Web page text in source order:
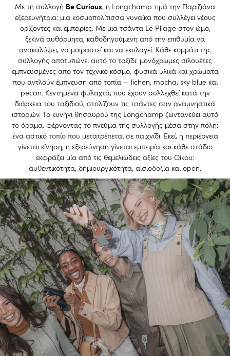
Με τη συλλογή Be Curious, η Longchamp τιμά την Παριζιάνα
εξερευνήτρια: μια κοσμοπολίτισσα γυναίκα που συλλέγει νέους
ορίζοντες και εμπειρίες. Με μια τσάντα Le Pliage στον ώμο,
ξεκινά αυθόρμητα, καθοδηγούμενη από την επιθυμία να
ανακαλύψει, να μοιραστεί και να εκπλαγεί. Κάθε κομμάτι της
συλλογής αποτυπώνει αυτό το ταξίδι: μονόχρωμες σιλουέτες
εμπνευσμένες από τον τεχνικό κόσμο, φυσικά υλικά και χρώματα
που αντλούν έμπνευση από τοπία — lichen, mocha, sky blue και
pecan. Κεντημένα φυλαχτά, που έχουν συλλεχθεί κατά την
διάρκεια του ταξιδιού, στολίζουν τις τσάντες σαν αναμνηστικά
ιστοριών. Το κυνήγι θησαυρού της Longchamp ζωντανεύει αυτό
το όραμα, φέρνοντας το πνεύμα της συλλογής μέσα στην πόλη:
ένα αστικό τοπίο που μετατρέπεται σε παιχνίδι. Εκεί, η περιέργεια
γίνεται κίνηση, η εξερεύνηση γίνεται εμπειρία και κάθε στάδιο
εκφράζει μία από τις θεμελιώδεις αξίες του Οίκου:
αυθεντικότητα, δημιουργικότητα, αισιοδοξία και open.